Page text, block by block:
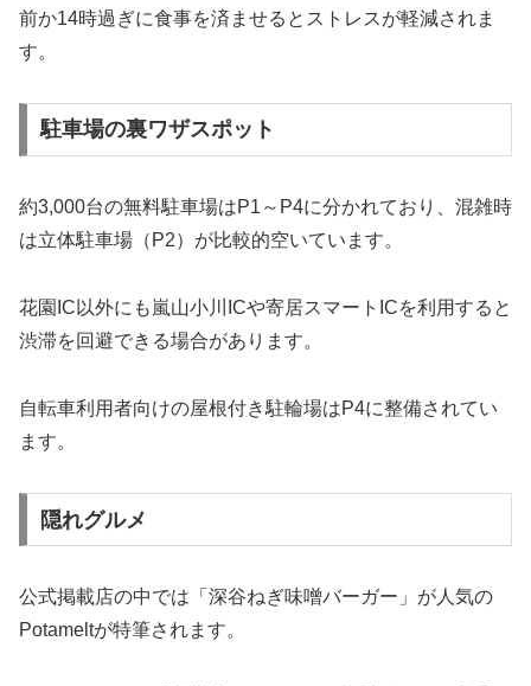
前か14時過ぎに食事を済ませるとストレスが軽減されま
す。
駐車場の裏ワザスポット
約3,000台の無料駐車場はP1～P4に分かれており、混雑時
は立体駐車場（P2）が比較的空いています。
花園IC以外にも嵐山小川ICや寄居スマートICを利用すると
渋滞を回避できる場合があります。
自転車利用者向けの屋根付き駐輪場はP4に整備されてい
ます。
隠れグルメ
公式掲載店の中では「深谷ねぎ味噌バーガー」が人気の
Potameltが特筆されます。